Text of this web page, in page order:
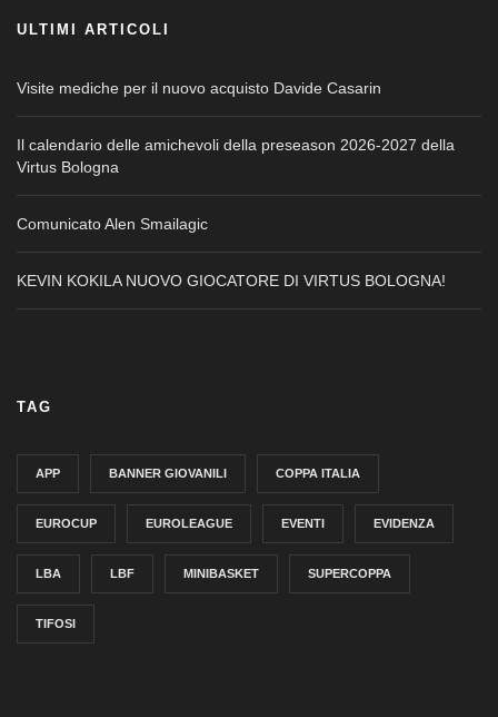
ULTIMI ARTICOLI
Visite mediche per il nuovo acquisto Davide Casarin
Il calendario delle amichevoli della preseason 2026-2027 della
Virtus Bologna
Comunicato Alen Smailagic
KEVIN KOKILA NUOVO GIOCATORE DI VIRTUS BOLOGNA!
TAG
APP BANNER GIOVANILI COPPA ITALIA
EUROCUP EUROLEAGUE EVENTI EVIDENZA
LBA LBF MINIBASKET SUPERCOPPA
TIFOSI